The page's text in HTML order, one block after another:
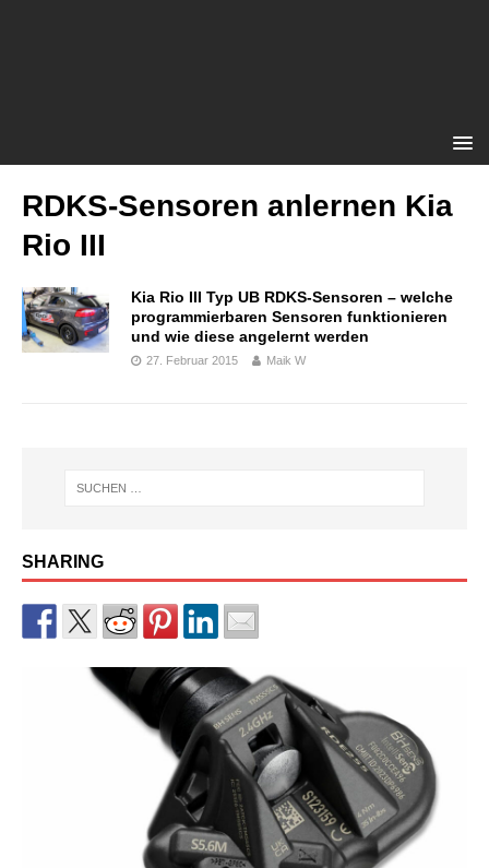
RDKS-Sensoren anlernen Kia
Rio III
Kia Rio III Typ UB RDKS-Sensoren – welche
programmierbaren Sensoren funktionieren
und wie diese angelernt werden
27. Februar 2015 Maik W
SHARING